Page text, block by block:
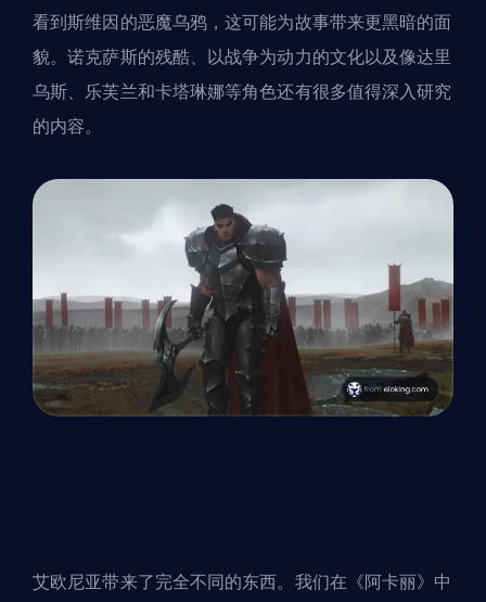
看到斯维因的恶魔乌鸦，这可能为故事带来更黑暗的面
貌。诺克萨斯的残酷、以战争为动力的文化以及像达里
乌斯、乐芙兰和卡塔琳娜等角色还有很多值得深入研究
的内容。
艾欧尼亚带来了完全不同的东西。我们在《阿卡丽》中